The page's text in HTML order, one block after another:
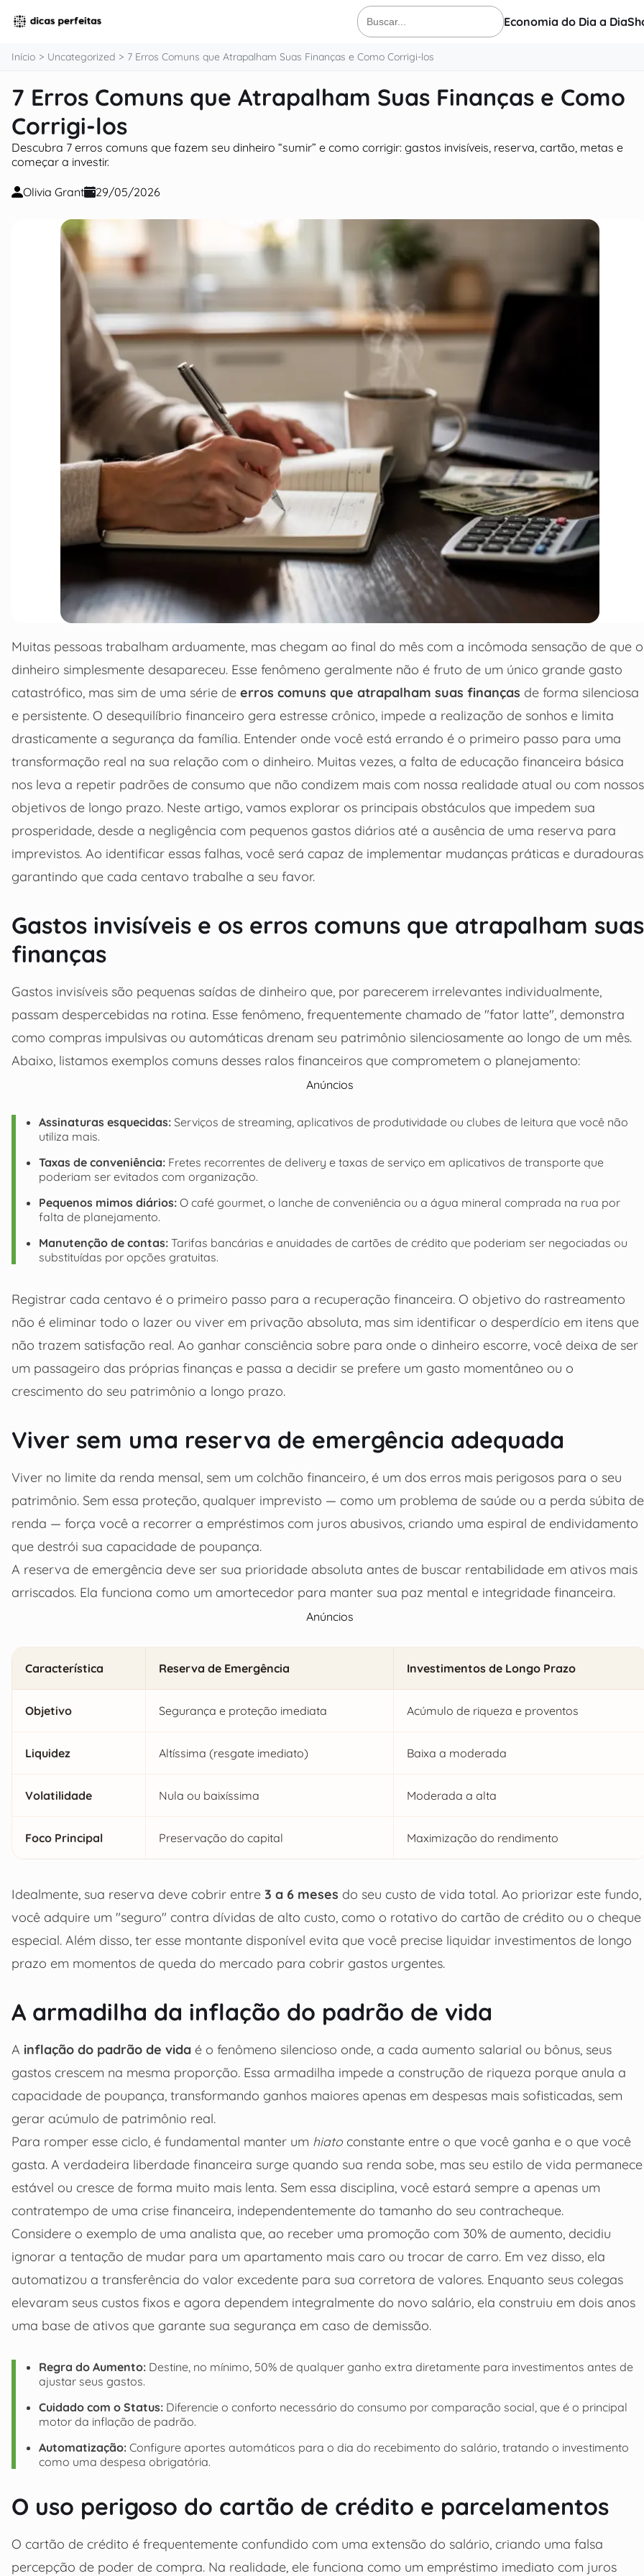
conteúdo
Buscar
por:
Economia do Dia a Dia
Início Uncategorized 7 Erros Comuns que Atrapalham Suas Finanças e Como Corrigi-los
7 Erros Comuns que Atrapalham Suas Finanças e Como
Corrigi-los
Descubra 7 erros comuns que fazem seu dinheiro “sumir” e como corrigir: gastos invisíveis, reserva, cartão, metas e
começar a investir.
Olivia Grant 29/05/2026
Muitas pessoas trabalham arduamente, mas chegam ao final do mês com a incômoda sensação de que o
dinheiro simplesmente desapareceu. Esse fenômeno geralmente não é fruto de um único grande gasto
catastrófico, mas sim de uma série de erros comuns que atrapalham suas finanças de forma silenciosa
e persistente. O desequilíbrio financeiro gera estresse crônico, impede a realização de sonhos e limita
drasticamente a segurança da família. Entender onde você está errando é o primeiro passo para uma
transformação real na sua relação com o dinheiro. Muitas vezes, a falta de educação financeira básica
nos leva a repetir padrões de consumo que não condizem mais com nossa realidade atual ou com nossos
objetivos de longo prazo. Neste artigo, vamos explorar os principais obstáculos que impedem sua
prosperidade, desde a negligência com pequenos gastos diários até a ausência de uma reserva para
imprevistos. Ao identificar essas falhas, você será capaz de implementar mudanças práticas e
garantindo que cada centavo trabalhe a seu favor.
Gastos invisíveis e os erros comuns que atrapalham suas
finanças
Gastos invisíveis são pequenas saídas de dinheiro que, por parecerem irrelevantes individualmente,
passam despercebidas na rotina. Esse fenômeno, frequentemente chamado de "fator latte", demonstra
como compras impulsivas ou automáticas drenam seu patrimônio silenciosamente ao longo de um mês.
Abaixo, listamos exemplos comuns desses ralos financeiros que comprometem o planejamento:
Anúncios
Assinaturas esquecidas: Serviços de streaming, aplicativos de produtividade ou clubes de leitura que você não
utiliza mais.
Taxas de conveniência: Fretes recorrentes de delivery e taxas de serviço em aplicativos de transporte que
poderiam ser evitados com organização.
Pequenos mimos diários: O café gourmet, o lanche de conveniência ou a água mineral comprada na rua por
falta de planejamento.
Manutenção de contas: Tarifas bancárias e anuidades de cartões de crédito que poderiam ser negociadas ou
substituídas por opções gratuitas.
Registrar cada centavo é o primeiro passo para a recuperação financeira. O objetivo do rastreamento
não é eliminar todo o lazer ou viver em privação absoluta, mas sim identificar o desperdício em itens que
não trazem satisfação real. Ao ganhar consciência sobre para onde o dinheiro escorre, você deixa de ser
um passageiro das próprias finanças e passa a decidir se prefere um gasto momentâneo ou o
crescimento do seu patrimônio a longo prazo.
Viver sem uma reserva de emergência adequada
Viver no limite da renda mensal, sem um colchão financeiro, é um dos erros mais perigosos para o seu
patrimônio. Sem essa proteção, qualquer imprevisto — como um problema de saúde ou a perda súbita de
renda — força você a recorrer a empréstimos com juros abusivos, criando uma espiral de endividamento
que destrói sua capacidade de poupança.
A reserva de emergência deve ser sua prioridade absoluta antes de buscar rentabilidade em ativos mais
arriscados. Ela funciona como um amortecedor para manter sua paz mental e integridade financeira.
Anúncios
Característica Reserva de Emergência Investimentos de Longo Prazo
Objetivo Segurança e proteção imediata Acúmulo de riqueza e proventos
Liquidez Altíssima (resgate imediato) Baixa a moderada
Volatilidade Nula ou baixíssima Moderada a alta
Foco Principal Preservação do capital Maximização do rendimento
Idealmente, sua reserva deve cobrir entre 3 a 6 meses do seu custo de vida total. Ao priorizar este fundo,
você adquire um "seguro" contra dívidas de alto custo, como o rotativo do cartão de crédito ou o cheque
especial. Além disso, ter esse montante disponível evita que você precise liquidar investimentos de longo
prazo em momentos de queda do mercado para cobrir gastos urgentes.
A armadilha da inflação do padrão de vida
A inflação do padrão de vida é o fenômeno silencioso onde, a cada aumento salarial ou bônus, seus
gastos crescem na mesma proporção. Essa armadilha impede a construção de riqueza porque anula a
capacidade de poupança, transformando ganhos maiores apenas em despesas mais sofisticadas, sem
gerar acúmulo de patrimônio real.
Para romper esse ciclo, é fundamental manter um hiato constante entre o que você ganha e o que você
gasta. A verdadeira liberdade financeira surge quando sua renda sobe, mas seu estilo de vida permanece
estável ou cresce de forma muito mais lenta. Sem essa disciplina, você estará sempre a apenas um
contratempo de uma crise financeira, independentemente do tamanho do seu contracheque.
Considere o exemplo de uma analista que, ao receber uma promoção com 30% de aumento, decidiu
ignorar a tentação de mudar para um apartamento mais caro ou trocar de carro. Em vez disso, ela
automatizou a transferência do valor excedente para sua corretora de valores. Enquanto seus colegas
elevaram seus custos fixos e agora dependem integralmente do novo salário, ela construiu em dois anos
uma base de ativos que garante sua segurança em caso de demissão.
Regra do Aumento: Destine, no mínimo, 50% de qualquer ganho extra diretamente para investimentos antes de
ajustar seus gastos.
Cuidado com o Status: Diferencie o conforto necessário do consumo por comparação social, que é o principal
motor da inflação de padrão.
Automatização: Configure aportes automáticos para o dia do recebimento do salário, tratando o investimento
como uma despesa obrigatória.
O uso perigoso do cartão de crédito e parcelamentos
O cartão de crédito é frequentemente confundido com uma extensão do salário, criando uma falsa
percepção de poder de compra. Na realidade, ele funciona como um empréstimo imediato com juros